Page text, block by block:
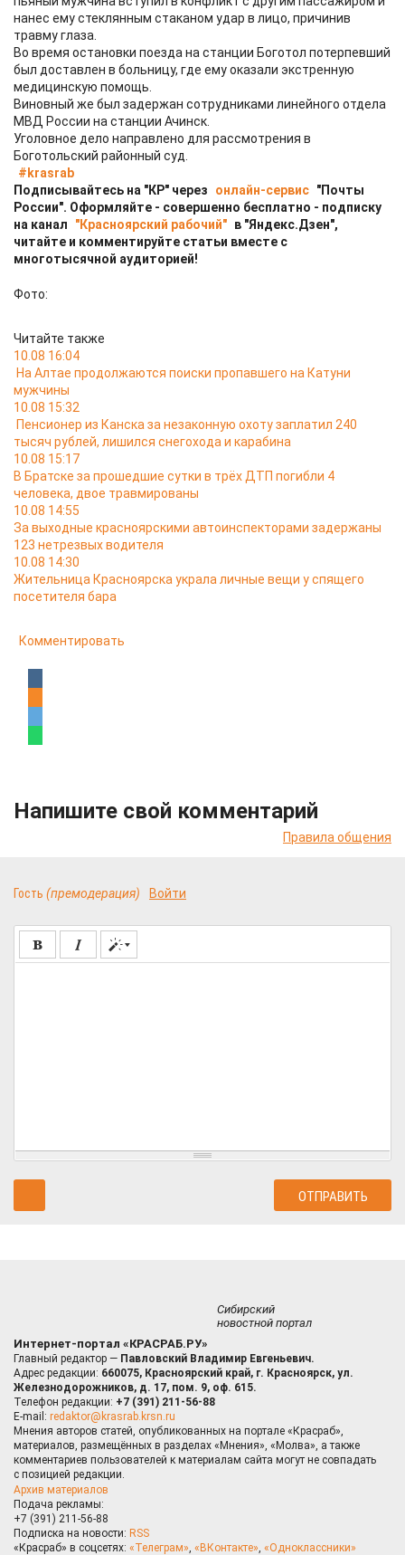
нанес ему стеклянным стаканом удар в лицо, причинив
травму глаза.
Во время остановки поезда на станции Боготол потерпевший
был доставлен в больницу, где ему оказали экстренную
медицинскую помощь.
Виновный же был задержан сотрудниками линейного отдела
МВД России на станции Ачинск.
Уголовное дело направлено для рассмотрения в
Боготольский районный суд.
#krasrab
Подписывайтесь на "КР" через
онлайн-сервис "Почты
России". Оформляйте - совершенно бесплатно - подписку
на канал
"Красноярский рабочий" в "Яндекс.Дзен",
читайте и комментируйте статьи вместе с
многотысячной аудиторией!
Фото:
Читайте также
10.08 16:04
На Алтае продолжаются поиски пропавшего на Катуни
мужчины
10.08 15:32
Пенсионер из Канска за незаконную охоту заплатил 240
тысяч рублей, лишился снегохода и карабина
10.08 15:17
В Братске за прошедшие сутки в трёх ДТП погибли 4
человека, двое травмированы
10.08 14:55
За выходные красноярскими автоинспекторами задержаны
123 нетрезвых водителя
10.08 14:30
Жительница Красноярска украла личные вещи у спящего
посетителя бара
Комментировать
Напишите свой комментарий
Правила общения
Гость (премодерация) Войти
Сибирский
новостной портал
Интернет-портал «КРАСРАБ.РУ»
Главный редактор — Павловский Владимир Евгеньевич.
Адрес редакции: 660075, Красноярский край, г. Красноярск, ул.
Железнодорожников, д. 17, пом. 9, оф. 615.
Телефон редакции: +7 (391) 211-56-88
E-mail: redaktor@krasrab.krsn.ru
Мнения авторов статей, опубликованных на портале «Красраб»,
материалов, размещённых в разделах «Мнения», «Молва», а также
комментариев пользователей к материалам сайта могут не совпадать
с позицией редакции.
Архив материалов
Подача рекламы:
+7 (391) 211-56-88
Подписка на новости: RSS
«Красраб» в соцсетях: «Телеграм», «ВКонтакте», «Одноклассники»